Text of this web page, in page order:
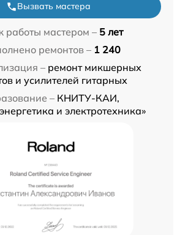
Вызвать мастера
работы мастером – 5 лет
ремонтов – 1 240
– ремонт микшерных
и усилителей гитарных
– КНИТУ-КАИ,
и электротехника»